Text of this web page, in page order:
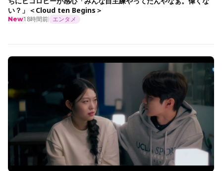
い？」＜Cloud ten Begins＞
New18時間前 エンタメ